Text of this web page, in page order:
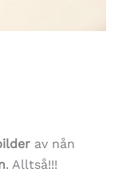
av nån
. Alltså!!!